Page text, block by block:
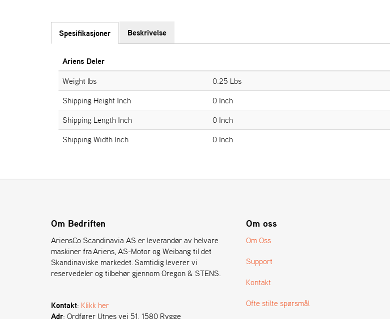
Spesifikasjoner Beskrivelse
Ariens Deler
Weight lbs
0.25 Lbs
Shipping Height Inch
0 Inch
Shipping Length Inch
0 Inch
Shipping Width Inch
0 Inch
Om Bedriften
AriensCo Scandinavia AS er leverandør av helvare
maskiner fra Ariens, AS-Motor og Weibang til det
Skandinaviske markedet. Samtidig leverer vi
reservedeler og tilbehør gjennom Oregon & STENS.
Kontakt: Klikk her
Adr: Ordfører Utnes vei 51. 1580 Rygge
Om oss
Om Oss
Support
Kontakt
Ofte stilte spørsmål